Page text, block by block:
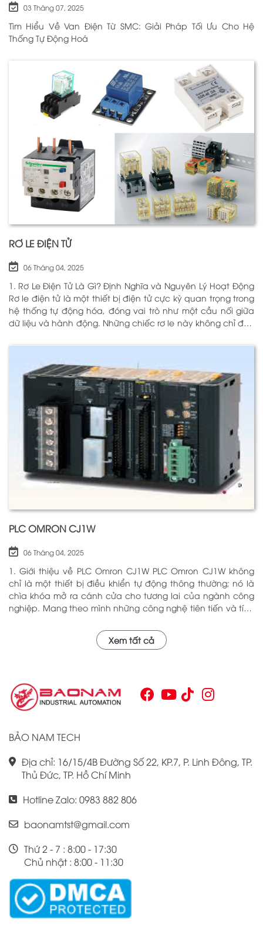
03 Tháng 07, 2025
Tìm Hiểu Về Van Điện Từ SMC: Giải Pháp Tối Ưu Cho Hệ
Thống Tự Động Hoá
RƠ LE ĐIỆN TỬ
06 Tháng 04, 2025
1. Rơ Le Điện Tử Là Gì? Định Nghĩa và Nguyên Lý Hoạt Động
Rơ le điện tử là một thiết bị điện tử cực kỳ quan trọng trong
hệ thống tự động hóa, đóng vai trò như một cầu nối giữa
dữ liệu và hành động. Những chiếc rơ le này không chỉ đơn
thông minh giúp điều khiển và giám sát hoạt động của các
thiết bị khác nhau trong môi trường công nghiệp cũng như
trong hộ gia đình. Bằng cách sử dụng công nghệ hiện đại,
rơ le điện tử có khả năng xử lý và phản hồi nhanh chóng,
nhằm nâng cao hiệu suất hoạt động và độ an toàn cho
các hệ thống mà nó kiểm soát. N
PLC OMRON CJ1W
06 Tháng 04, 2025
1. Giới thiệu về PLC Omron CJ1W PLC Omron CJ1W không
chỉ là một thiết bị điều khiển tự động thông thường; nó là
chìa khóa mở ra cánh cửa cho tương lai của ngành công
nghiệp. Mang theo mình những công nghệ tiên tiến và tính
mình qua nhiều năm phục vụ trong nhiều lĩnh vực khác
nhau. Với khả năng hoạt động ổn định và hiệu quả, sản
Chính vì vậy, việc nắm vững những thông tin cơ bản về PLC
Omron CJ1W là điều cần thiết cho bất kỳ ai muốn cải thiện
hiệu suất công việc của mình.
Xem tất cả
BẢO NAM TECH
Địa chỉ: 16/15/4B Đường Số 22, KP.7, P. Linh Đông, TP.
Thủ Đức, TP. Hồ Chí Minh
Hotline Zalo: 0983 882 806
baonamtst@gmail.com
Thứ 2 - 7 : 8:00 - 17:30
Chủ nhật : 8:00 - 11:30